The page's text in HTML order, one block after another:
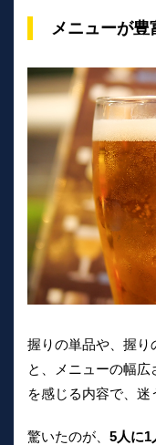
メニューが豊
握りの単品や、握り
と、メニューの幅
を感じる内容で、
驚いたのが、 5人に1